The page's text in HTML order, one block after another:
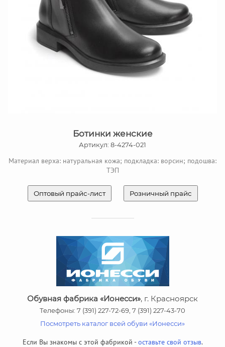
Ботинки женские
Артикул: 8-4274-021
Материал верха: натуральная кожа; подкладка: ворсин; подошва:
ТЭП
Оптовый прайс-лист Розничный прайс
Обувная фабрика «Ионесси», г. Красноярск
Телефоны: 7 (391) 227-72-69, 7 (391) 227-43-70
Посмотреть каталог всей обуви «Ионесси»
Если Вы знакомы с этой фабрикой -оставьте свой отзыв.